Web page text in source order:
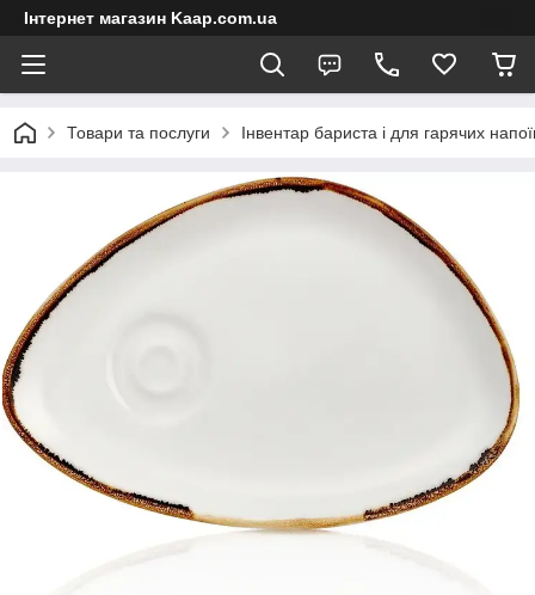
Інтернет магазин Kaap.com.ua
Товари та послуги Інвентар бариста і для гарячих